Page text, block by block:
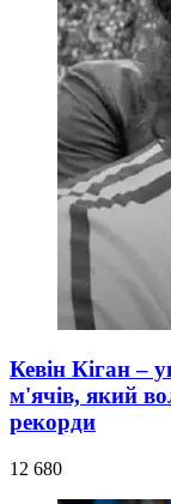
Кевін Кіган –
м'ячів, який
рекорди
12 680